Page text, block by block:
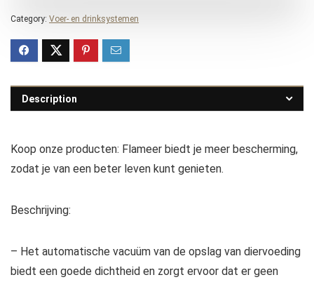
Category: Voer- en drinksystemen
Description
Koop onze producten: Flameer biedt je meer bescherming,
zodat je van een beter leven kunt genieten.
Beschrijving:
– Het automatische vacuüm van de opslag van diervoeding
biedt een goede dichtheid en zorgt ervoor dat er geen